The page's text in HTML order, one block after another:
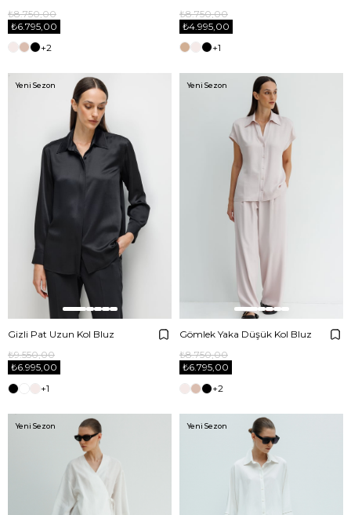
₺6.795,00
₺8.750,00
+2
₺4.995,00
₺8.750,00
+1
Gizli Pat Uzun Kol Bluz
₺6.995,00
₺9.550,00
+1
Yeni Sezon
Gömlek Yaka Düşük Kol Bluz
₺6.795,00
₺8.750,00
+2
Yeni Sezon
Yeni Sezon Yeni Sezon